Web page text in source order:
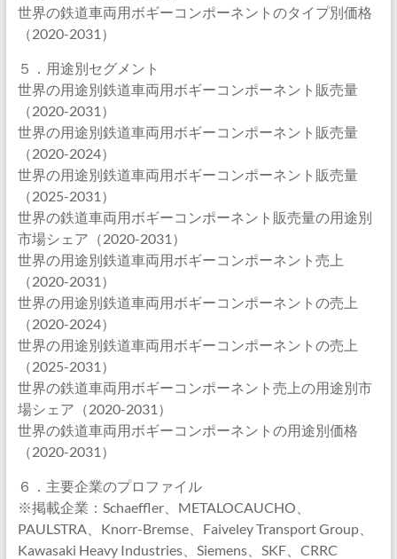
世界の鉄道車両用ボギーコンポーネントのタイプ別価格
（2020-2031）
５．用途別セグメント
世界の用途別鉄道車両用ボギーコンポーネント販売量
（2020-2031）
世界の用途別鉄道車両用ボギーコンポーネント販売量
（2020-2024）
世界の用途別鉄道車両用ボギーコンポーネント販売量
（2025-2031）
世界の鉄道車両用ボギーコンポーネント販売量の用途別
市場シェア（2020-2031）
世界の用途別鉄道車両用ボギーコンポーネント売上
（2020-2031）
世界の用途別鉄道車両用ボギーコンポーネントの売上
（2020-2024）
世界の用途別鉄道車両用ボギーコンポーネントの売上
（2025-2031）
世界の鉄道車両用ボギーコンポーネント売上の用途別市
場シェア（2020-2031）
世界の鉄道車両用ボギーコンポーネントの用途別価格
（2020-2031）
６．主要企業のプロファイル
※掲載企業：Schaeffler、METALOCAUCHO、
PAULSTRA、Knorr-Bremse、Faiveley Transport Group、
Kawasaki Heavy Industries、Siemens、SKF、CRRC